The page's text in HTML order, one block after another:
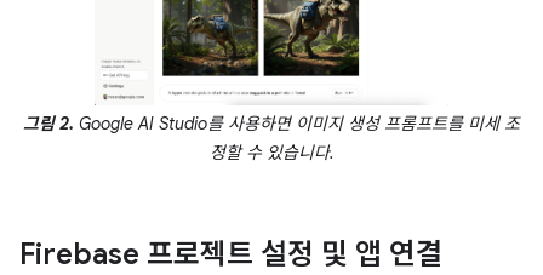
그림 2. Google AI Studio를 사용하면 이미지 생성 프롬프트를 미세 조
정할 수 있습니다.
Firebase 프로젝트 설정 및 앱 연결